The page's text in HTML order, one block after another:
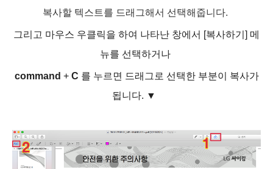
복사할 텍스트를 드래그해서 선택해줍니다.
그리고 마우스 우클릭을 하여 나타난 창에서 [복사하기] 메
뉴를 선택하거나
command +C 를 누르면 드래그로 선택한 부분이 복사가
됩니다. ▼